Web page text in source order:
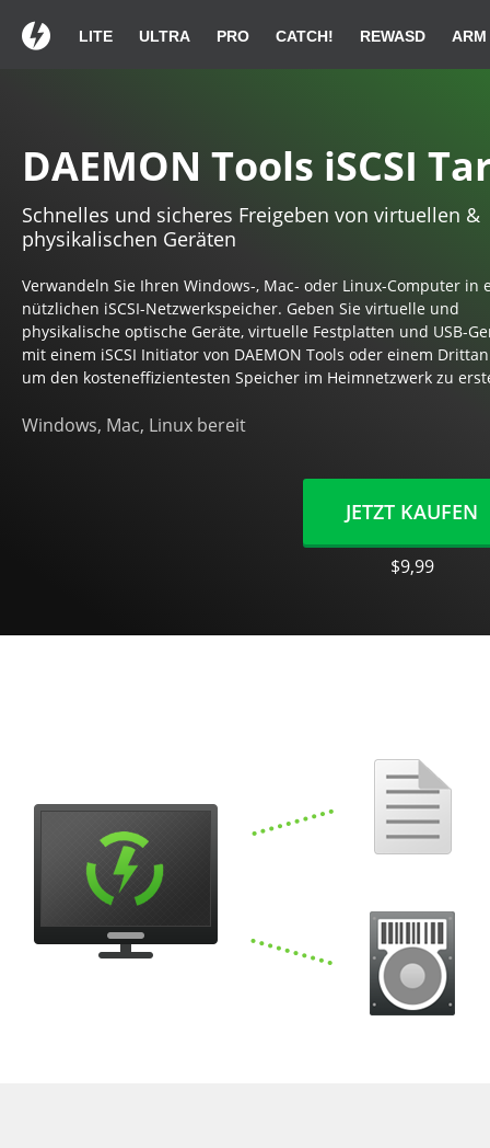
LITE ULTRA PRO CATCH! REWASD ARM
DAEMON Tools iSCSI
Schnelles und sicheres Freigeben von virtuellen &
physikalischen Geräten
Verwandeln Sie Ihren Windows-, Mac- oder Linux-Computer in
nützlichen iSCSI-Netzwerkspeicher. Geben Sie virtuelle und
physikalische optische Geräte, virtuelle Festplatten und USB-
mit einem iSCSI Initiator von DAEMON Tools oder einem
um den kosteneffizientesten Speicher im Heimnetzwerk zu
Windows, Mac, Linux bereit
JETZT KAUFEN
$9,99
Klicken Sie mit einem Doppelklick auf
DAEMONTools.exe in der
Fahren
Klicken Sie mit einem Doppelklick auf
DAEMONTools.exe in der
Fahren
Klicken Sie mit einem Doppelklick auf
DAEMONTools.exe in der